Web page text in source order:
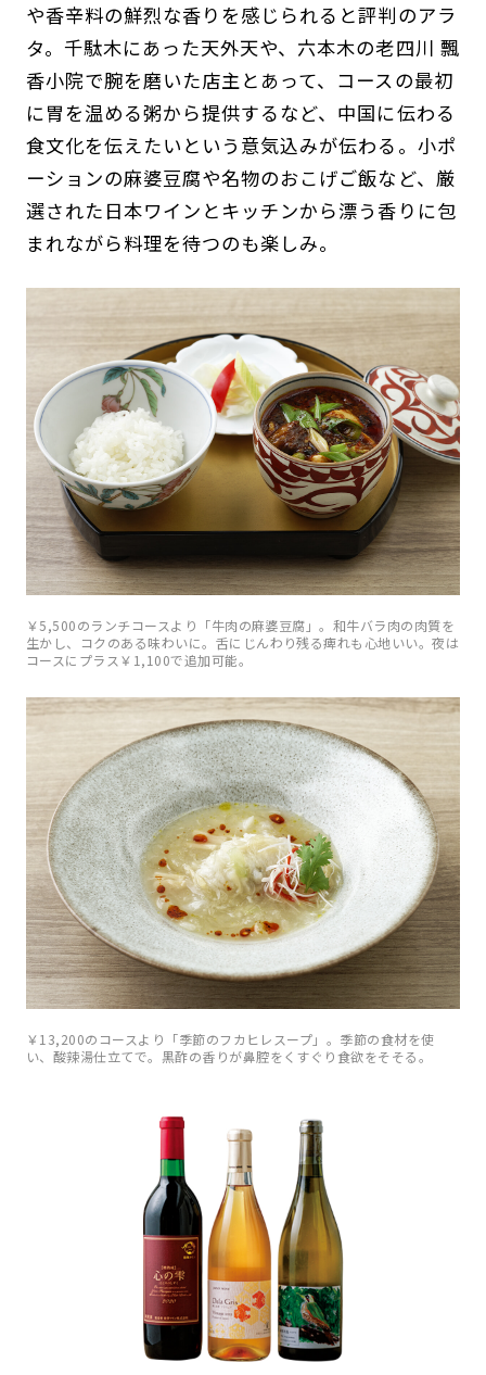
や香辛料の鮮烈な香りを感じられると評判のアラ
タ。千駄木にあった天外天や、六本木の老四川 飄
香小院で腕を磨いた店主とあって、コースの最初
に胃を温める粥から提供するなど、中国に伝わる
食文化を伝えたいという意気込みが伝わる。小ポ
ーションの麻婆豆腐や名物のおこげご飯など、厳
選された日本ワインとキッチンから漂う香りに包
まれながら料理を待つのも楽しみ。
￥5,500のランチコースより「牛肉の麻婆豆腐」。和牛バラ肉の肉質を
生かし、コクのある味わいに。舌にじんわり残る痺れも心地いい。夜は
コースにプラス￥1,100で追加可能。
￥13,200のコースより「季節のフカヒレスープ」。季節の食材を使
い、酸辣湯仕立てで。黒酢の香りが鼻腔をくすぐり食欲をそそる。